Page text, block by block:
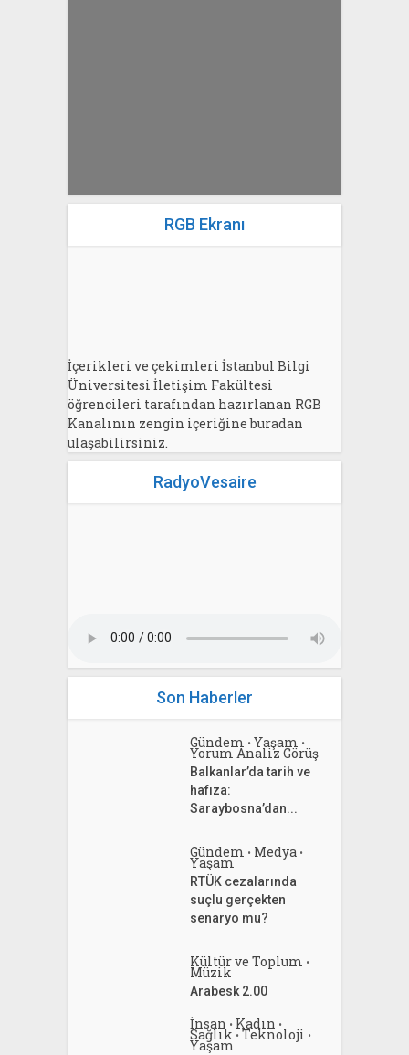
RGB Ekranı
İçerikleri ve çekimleri İstanbul Bilgi
Üniversitesi İletişim Fakültesi
öğrencileri tarafından hazırlanan RGB
Kanalının zengin içeriğine buradan
ulaşabilirsiniz.
RadyoVesaire
Son Haberler
Gündem • Yaşam •
Yorum Analiz Görüş
Balkanlar’da tarih ve
hafıza:
Saraybosna’dan...
Gündem • Medya •
Yaşam
RTÜK cezalarında
suçlu gerçekten
senaryo mu?
Kültür ve Toplum •
Müzik
Arabesk 2.00
İnsan • Kadın •
Sağlık • Teknoloji •
Yaşam